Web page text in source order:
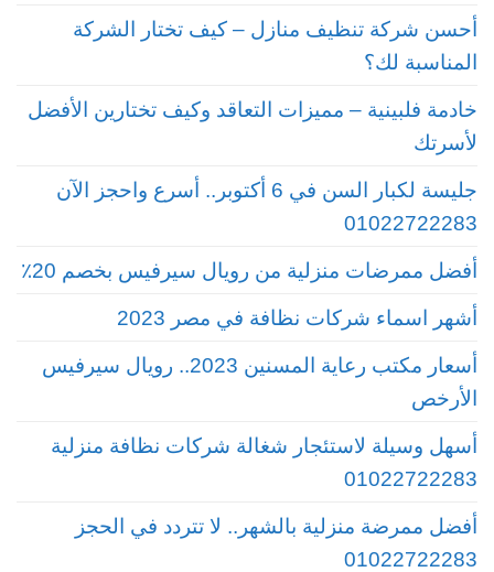
أحسن شركة تنظيف منازل – كيف تختار الشركة
المناسبة لك؟
خادمة فلبينية – مميزات التعاقد وكيف تختارين الأفضل
لأسرتك
جليسة لكبار السن في 6 أكتوبر.. أسرع واحجز الآن
01022722283
أفضل ممرضات منزلية من رويال سيرفيس بخصم 20٪
أشهر اسماء شركات نظافة في مصر 2023
أسعار مكتب رعاية المسنين 2023.. رويال سيرفيس
الأرخص
أسهل وسيلة لاستئجار شغالة شركات نظافة منزلية
01022722283
أفضل ممرضة منزلية بالشهر.. لا تتردد في الحجز
01022722283